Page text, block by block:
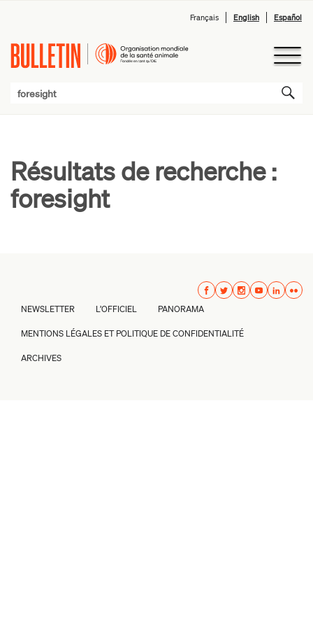
Français English Español
Résultats de recherche :
foresight
NEWSLETTER L’OFFICIEL PANORAMA
MENTIONS LÉGALES ET POLITIQUE DE CONFIDENTIALITÉ
ARCHIVES